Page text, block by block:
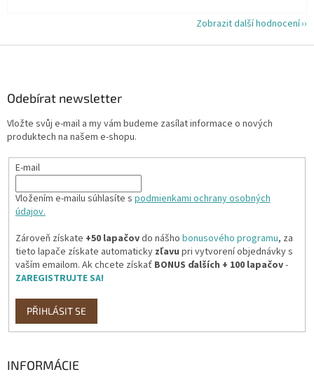
Zobrazit další hodnocení
Odebírat newsletter
Vložte svůj e-mail a my vám budeme zasílat informace o nových
produktech na našem e-shopu.
E-mail
Vložením e-mailu súhlasíte s podmienkami ochrany osobných
údajov.
Zároveň získate +50 lapačovdo nášho bonusového programu, za
tieto lapače získate automaticky zľavu pri vytvorení objednávky s
vaším emailom. Ak chcete získať BONUS ďalších + 100 lapačov-
ZAREGISTRUJTE SA!
PŘIHLÁSIT SE
INFORMÁCIE